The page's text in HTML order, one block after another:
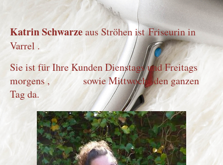
Katrin Schwarzeaus Ströhen ist Friseurin in
Varrel .
Sie ist für Ihre Kunden Dienstags und Freitags
morgens , sowie Mittwochs den ganzen
Tag da.